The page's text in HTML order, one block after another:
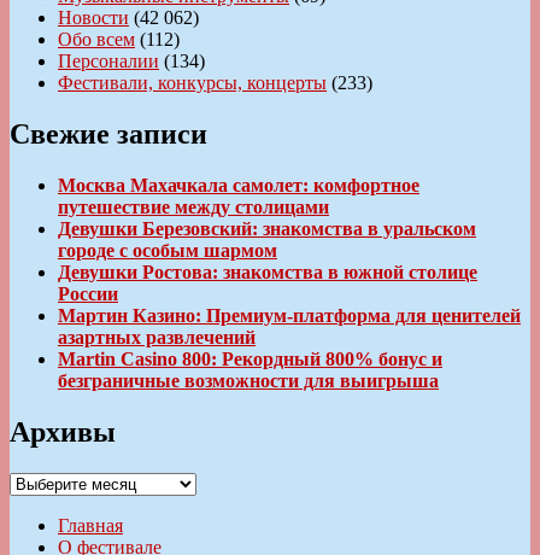
Новости (42 062)
Обо всем (112)
Персоналии (134)
Фестивали, конкурсы, концерты (233)
Свежие записи
Москва Махачкала самолет: комфортное
путешествие между столицами
Девушки Березовский: знакомства в уральском
городе с особым шармом
Девушки Ростова: знакомства в южной столице
России
Мартин Казино: Премиум-платформа для ценителей
азартных развлечений
Martin Casino 800: Рекордный 800% бонус и
безграничные возможности для выигрыша
Архивы
Архивы
Главная
О фестивале